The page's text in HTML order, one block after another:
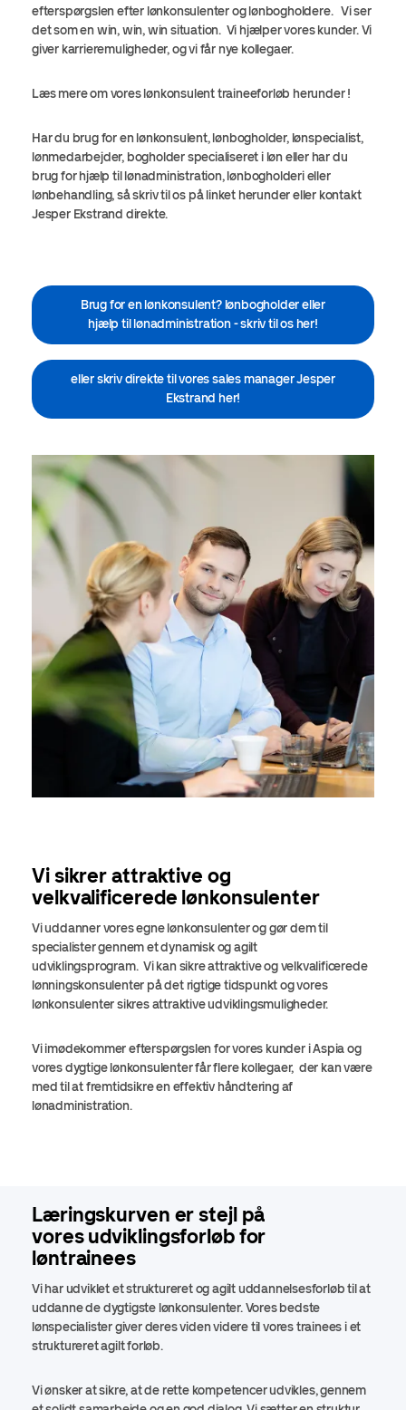
efterspørgslen efter lønkonsulenter og lønbogholdere. Vi ser
det som en win, win, win situation. Vi hjælper vores kunder. Vi
giver karrieremuligheder, og vi får nye kollegaer.
Læs mere om vores lønkonsulent traineeforløb herunder !
Har du brug for en lønkonsulent, lønbogholder, lønspecialist,
lønmedarbejder, bogholder specialiseret i løn eller har du
brug for hjælp til lønadministration, lønbogholderi eller
lønbehandling, så skriv til os på linket herunder eller kontakt
Jesper Ekstrand direkte.
Brug for en lønkonsulent? lønbogholder eller
hjælp til lønadministration - skriv til os her!
eller skriv direkte til vores sales manager Jesper
Ekstrand her!
Vi sikrer attraktive og
velkvalificerede lønkonsulenter
Vi uddanner vores egne lønkonsulenter og gør dem til
specialister gennem et dynamisk og agilt
udviklingsprogram. Vi kan sikre attraktive og velkvalificerede
lønningskonsulenter på det rigtige tidspunkt og vores
lønkonsulenter sikres attraktive udviklingsmuligheder.
Vi imødekommer efterspørgslen for vores kunder i Aspia og
vores dygtige lønkonsulenter får flere kollegaer, der kan være
med til at fremtidsikre en effektiv håndtering af
lønadministration.
Læringskurven er stejl på
vores udviklingsforløb for
løntrainees
Vi harudviklet et struktureret og agilt uddannelsesforløb til at
uddanne de dygtigste lønkonsulenter. Vores bedste
lønspecialister giver deres viden videre til vores trainees i et
struktureret agilt forløb.
Vi ønsker at sikre, at de rette kompetencer udvikles, gennem